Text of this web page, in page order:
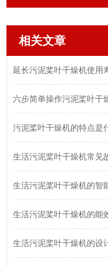
相关文章
延长污泥桨叶干燥机使用
六步简单操作污泥桨叶干
污泥桨叶干燥机的特点是
生活污泥桨叶干燥机常见
生活污泥桨叶干燥机的智
生活污泥桨叶干燥机的能
生活污泥桨叶干燥机的设